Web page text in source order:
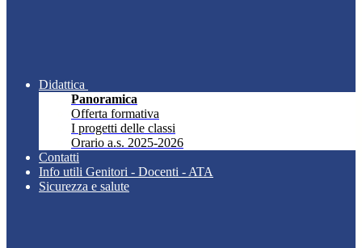
Didattica
Panoramica
Offerta formativa
I progetti delle classi
Orario a.s. 2025-2026
Contatti
Info utili Genitori - Docenti - ATA
Sicurezza e salute